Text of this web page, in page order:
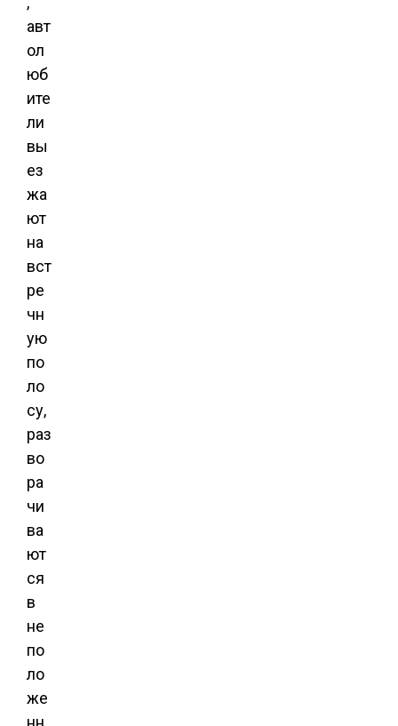
авт
ол
юб
ите
ли
вы
ез
жа
ют
на
вст
ре
чн
ую
по
ло
су,
раз
во
ра
чи
ва
ют
ся
в
не
по
ло
же
нн